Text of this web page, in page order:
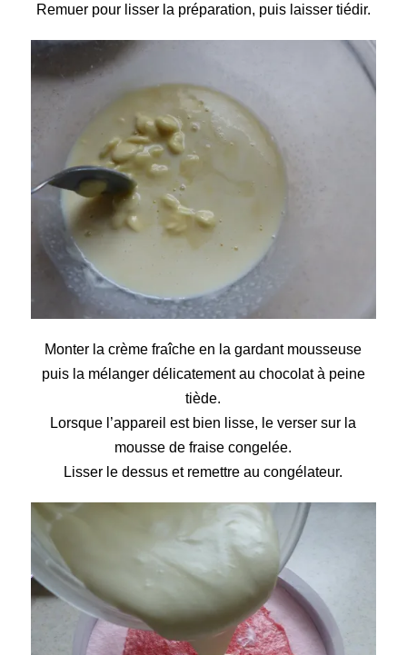
Remuer pour lisser la préparation, puis laisser tiédir.
Monter la crème fraîche en la gardant mousseuse
puis la mélanger délicatement au chocolat à peine
tiède.
Lorsque l’appareil est bien lisse, le verser sur la
mousse de fraise congelée.
Lisser le dessus et remettre au congélateur.